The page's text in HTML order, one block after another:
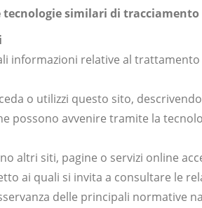
similari di tracciamento
informazioni relative al trattamento
o utilizzi questo sito,
possono avvenire tramite la
altri siti, pagine o servizi online
ai quali si invita a consultare le
delle principali normative